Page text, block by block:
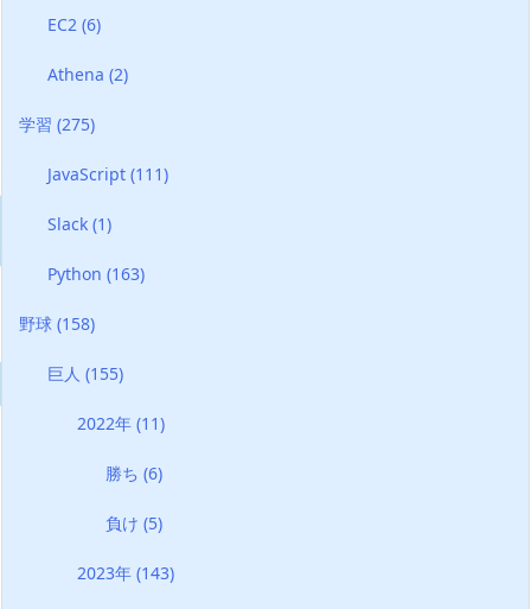
EC2(6)
Athena(2)
学習 (275)
JavaScript(111)
Slack(1)
Python(163)
野球 (158)
巨人(155)
2022年 (11)
勝ち(6)
負け(5)
2023年 (143)